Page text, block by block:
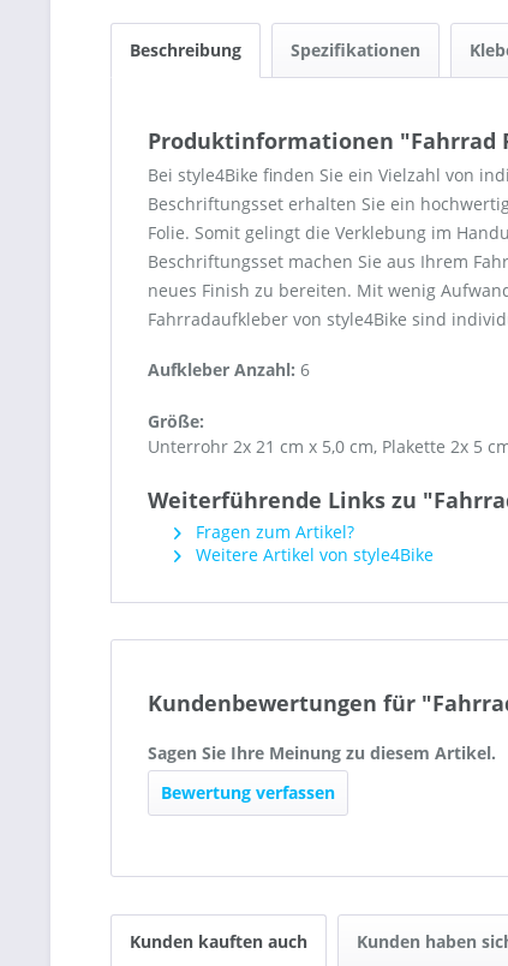
Beschreibung Spezifikationen
Produktinformationen "Fahrrad
Bei style4Bike finden Sie ein Vielzahl von
Beschriftungsset erhalten Sie ein
Folie. Somit gelingt die Verklebung im
Beschriftungsset machen Sie aus Ihrem
neues Finish zu bereiten. Mit wenig
Fahrradaufkleber von style4Bike sind
Aufkleber Anzahl: 6
Größe:
Unterrohr 2x 21 cm x 5,0 cm, Plakette 2x 5
Weiterführende Links zu
Fragen zum Artikel?
Weitere Artikel von style4Bike
Kundenbewertungen für
Sagen Sie Ihre Meinung zu diesem Artikel.
Bewertung verfassen
Kunden kauften auch Kunden haben